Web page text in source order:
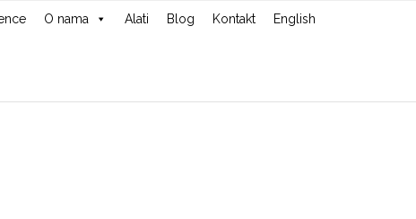
O nama Alati Blog Kontakt English